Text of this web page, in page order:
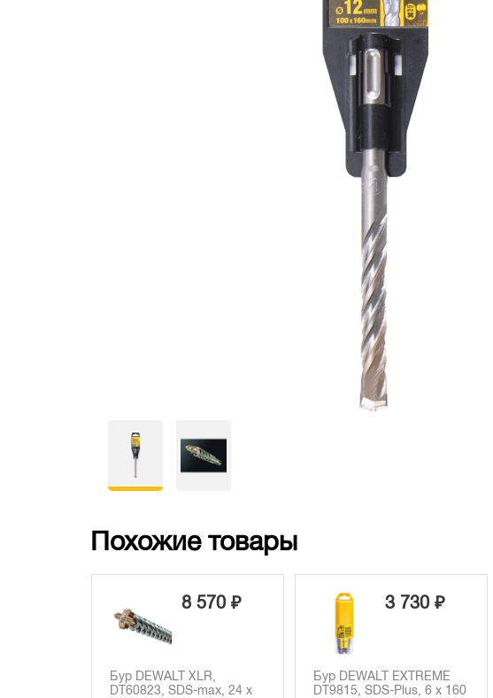
Похожие товары
8 570 ₽
Бур DEWALT XLR,
DT60823, SDS-max, 24 x
3 730 ₽
Бур DEWALT EXTREME
DT9815, SDS-Plus, 6 x 160